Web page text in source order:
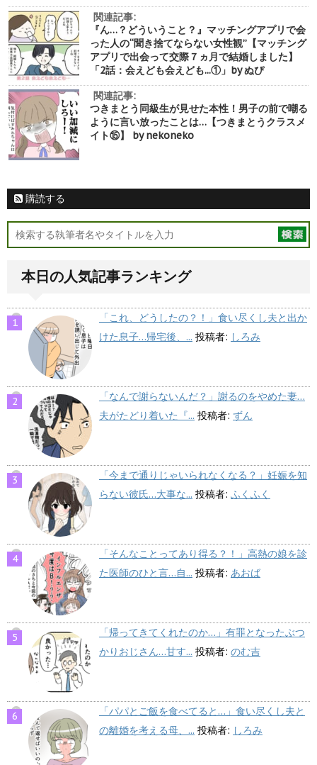
関連記事:
『ん…？どういうこと？』マッチングアプリで会
った人の“聞き捨てならない女性観”【マッチング
アプリで出会って交際７ヵ月で結婚しました】
「2話：会えども会えども...①」by ぬぴ
関連記事:
つきまとう同級生が見せた本性！男子の前で嘲る
ように言い放ったことは…【つきまとうクラスメ
イト⑮】 by nekoneko
購読する
本日の人気記事ランキング
「これ、どうしたの？！」食い尽くし夫と出か
けた息子…帰宅後、... 投稿者: しろみ
「なんで謝らないんだ？」謝るのをやめた妻…
夫がたどり着いた『... 投稿者: ずん
「今まで通りじゃいられなくなる？」妊娠を知
らない彼氏…大事な... 投稿者: ふくふく
「そんなことってあり得る？！」高熱の娘を診
た医師のひと言…自... 投稿者: あおば
「帰ってきてくれたのか…」有罪となったぶつ
かりおじさん…甘す... 投稿者: のむ吉
「パパとご飯を食べてると…」食い尽くし夫と
の離婚を考える母、... 投稿者: しろみ